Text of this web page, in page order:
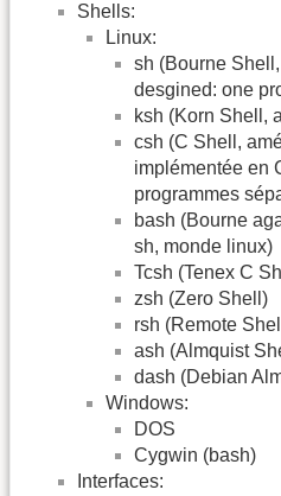
Shells:
Linux:
sh (Bourne
desgined: one
ksh (Korn Shell,
csh (C Shell,
implémentée en
programmes
bash (Bourne
sh, monde linux)
Tcsh (Tenex C
zsh (Zero Shell)
rsh (Remote
ash (Almquist
dash (Debian
Windows:
DOS
Cygwin (bash)
Interfaces: